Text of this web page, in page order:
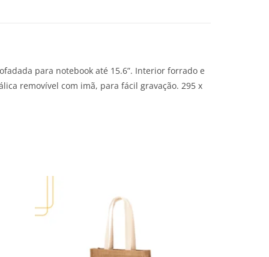
para notebook até 15.6”. Interior forrado e
removível com imã, para fácil gravação. 295 x